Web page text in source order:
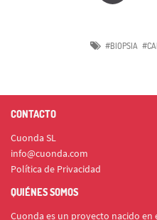
#BIOPSIA
CONTACTO
Cuonda SL
info@cuonda.com
Política de Privacidad
QUIÉNES SOMOS
Cuonda es un proyecto nacido en